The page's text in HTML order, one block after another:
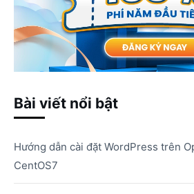
Bài viết nổi bật
Hướng dẫn cài đặt WordPress trên
CentOS7